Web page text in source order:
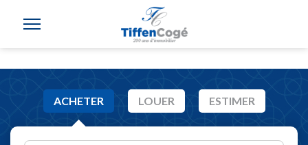
ACHETER LOUER ESTIMER